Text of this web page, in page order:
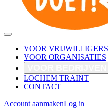
VOOR VRIJWILLIGERS
VOOR ORGANISATIES
LOCHEM TRAINT
CONTACT
Account aanmakenLog in